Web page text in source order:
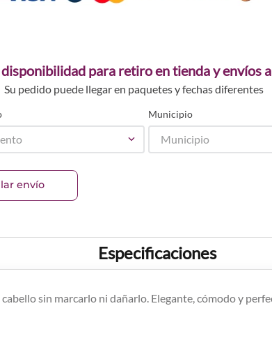
para retiro en tienda y envíos
Su pedido puede llegar en paquetes y fechas diferentes
Municipio
Municipio
envío
Especificaciones
sin marcarlo ni dañarlo. Elegante, cómodo y